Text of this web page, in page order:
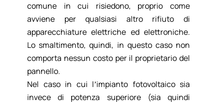
comune in cui risiedono, proprio come
avviene per qualsiasi altro rifiuto di
apparecchiature elettriche ed elettroniche.
Lo smaltimento, quindi, in questo caso non
comporta nessun costo per il proprietario del
pannello.
Nel caso in cui l’impianto fotovoltaico sia
invece di potenza superiore (sia quindi